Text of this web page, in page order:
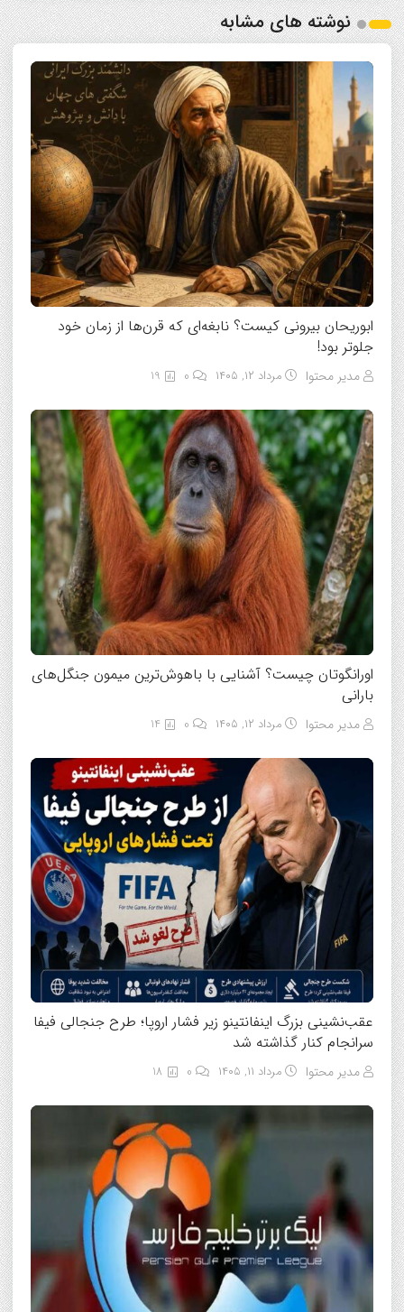
نوشته های مشابه
ابوریحان بیرونی کیست؟ نابغه‌ای که قرن‌ها از زمان خود
جلوتر بود!
مدیر محتوا مرداد ۱۲, ۱۴۰۵ 19
اورانگوتان چیست؟ آشنایی با باهوش‌ترین میمون جنگل‌های
بارانی
مدیر محتوا مرداد ۱۲, ۱۴۰۵ 14
عقب‌نشینی بزرگ اینفانتینو زیر فشار اروپا؛ طرح جنجالی فیفا
سرانجام کنار گذاشته شد
مدیر محتوا مرداد ۱۱, ۱۴۰۵ 18